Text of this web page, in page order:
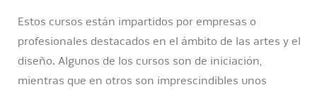
Estos cursos están impartidos por empresas o
profesionales destacados en el ámbito de las artes y el
diseño. Algunos de los cursos son de iniciación,
mientras que en otros son imprescindibles unos